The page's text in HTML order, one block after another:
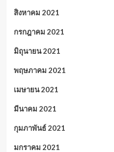
สิงหาคม 2021
กรกฎาคม 2021
มิถุนายน 2021
พฤษภาคม 2021
เมษายน 2021
มีนาคม 2021
กุมภาพันธ์ 2021
มกราคม 2021